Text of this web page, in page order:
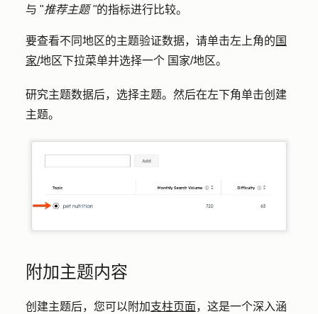
与 "推荐主题 "的指标进行比较。
要查看不同地区的主题验证数据，请单击左上角的 国
家/地区下拉菜单并选择一个 国家/地区。
研究主题数据后，选择主题。然后在左下角单击创建
主题。
附加主题内容
创建主题后，您可以附加支柱页面，这是一个深入涵